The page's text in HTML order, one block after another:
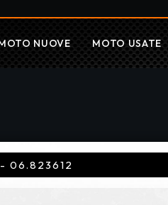
NUOVE MOTO USATE
- 06.823612